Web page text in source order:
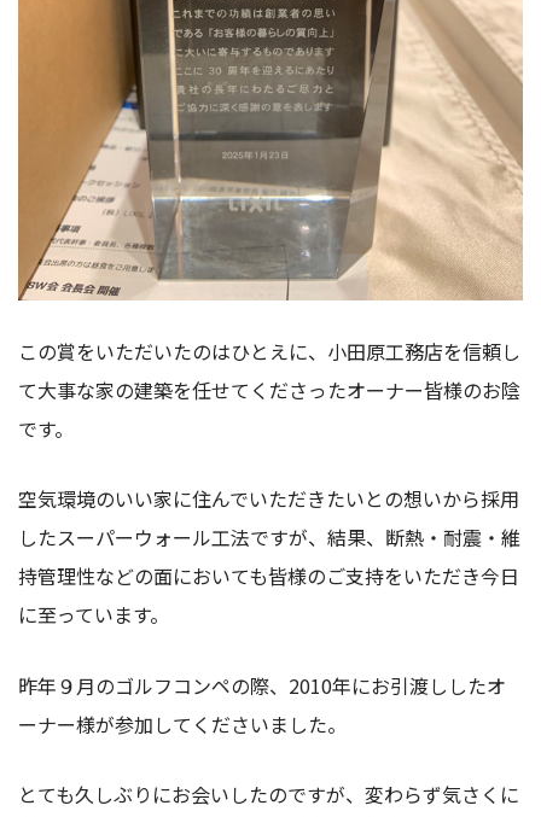
この賞をいただいたのはひとえに、小田原工務店を信頼し
て大事な家の建築を任せてくださったオーナー皆様のお陰
です。
空気環境のいい家に住んでいただきたいとの想いから採用
したスーパーウォール工法ですが、結果、断熱・耐震・維
持管理性などの面においても皆様のご支持をいただき今日
に至っています。
昨年９月のゴルフコンペの際、2010年にお引渡ししたオ
ーナー様が参加してくださいました。
とても久しぶりにお会いしたのですが、変わらず気さくに